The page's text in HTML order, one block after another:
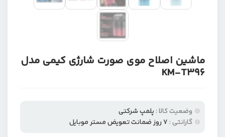
ماشین اصلاح موی صورت شارژی کیمی مدل
KM-T396
وضعیت کالا : پلمپ شرکتی
گارانتی : ۷ روز ضمانت تعویض مستر موبایل